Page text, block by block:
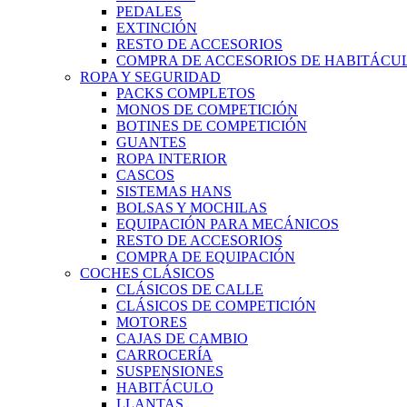
PEDALES
EXTINCIÓN
RESTO DE ACCESORIOS
COMPRA DE ACCESORIOS DE
ROPA Y SEGURIDAD
PACKS COMPLETOS
MONOS DE COMPETICIÓN
BOTINES DE COMPETICIÓN
GUANTES
ROPA INTERIOR
CASCOS
SISTEMAS HANS
BOLSAS Y MOCHILAS
EQUIPACIÓN PARA MECÁNICOS
RESTO DE ACCESORIOS
COMPRA DE EQUIPACIÓN
COCHES CLÁSICOS
CLÁSICOS DE CALLE
CLÁSICOS DE COMPETICIÓN
MOTORES
CAJAS DE CAMBIO
CARROCERÍA
SUSPENSIONES
HABITÁCULO
LLANTAS